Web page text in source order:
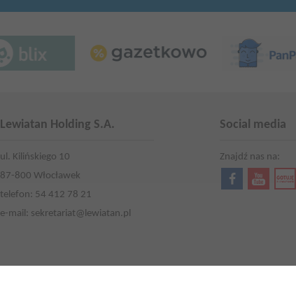
Lewiatan Holding S.A.
ul. Kilińskiego 10
87-800 Włocławek
telefon: 54 412 78 21
e-mail: sekretariat@lewiatan.pl
Social media
Znajdź nas na: